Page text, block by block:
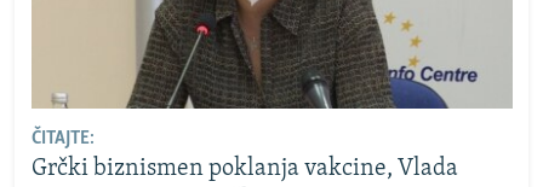
ČITAJTE:
Grčki biznismen poklanja vakcine, Vlada